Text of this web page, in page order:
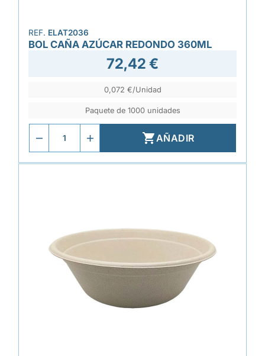
REF. ELAT2036
BOL CAÑA AZÚCAR REDONDO 360ML
72,42 €
0,072 €/Unidad
Paquete de 1000 unidades
AÑADIR